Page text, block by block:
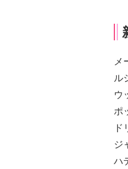
メ
ル
ウ
ポ
ド
ジ
ハ